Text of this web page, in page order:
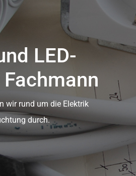
LED-
wir rund um die Elektrik
durch.